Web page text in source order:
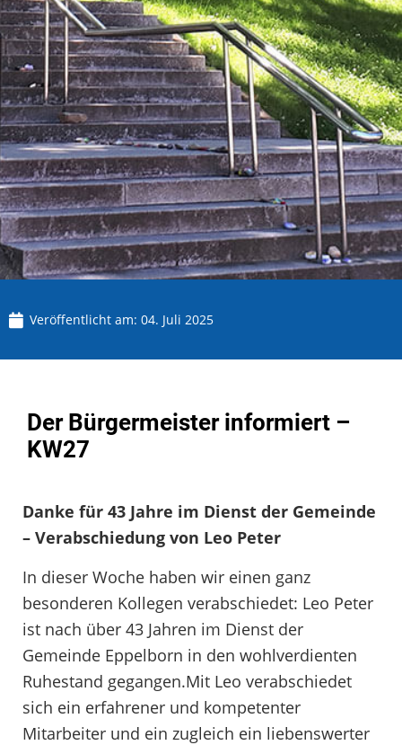
Veröffentlicht am: 04. Juli 2025
Der Bürgermeister informiert –
KW27
Danke für 43 Jahre im Dienst der Gemeinde
– Verabschiedung von Leo Peter
In dieser Woche haben wir einen ganz
besonderen Kollegen verabschiedet: Leo Peter
ist nach über 43 Jahren im Dienst der
Gemeinde Eppelborn in den wohlverdienten
Ruhestand gegangen.Mit Leo verabschiedet
sich ein erfahrener und kompetenter
Mitarbeiter und ein zugleich ein liebenswerter